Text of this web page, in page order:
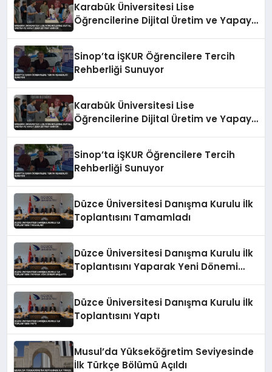
Karabük Üniversitesi Lise
Öğrencilerine Dijital Üretim ve Yapay
Sinop’ta İŞKUR Öğrencilere Tercih
Rehberliği Sunuyor
Karabük Üniversitesi Lise
Öğrencilerine Dijital Üretim ve Yapay
Sinop’ta İŞKUR Öğrencilere Tercih
Rehberliği Sunuyor
Düzce Üniversitesi Danışma Kurulu İlk
Toplantısını Tamamladı
Düzce Üniversitesi Danışma Kurulu İlk
Toplantısını Yaparak Yeni Dönemi
Düzce Üniversitesi Danışma Kurulu İlk
Toplantısını Yaptı
Musul’da Yükseköğretim Seviyesinde
İlk Türkçe Bölümü Açıldı